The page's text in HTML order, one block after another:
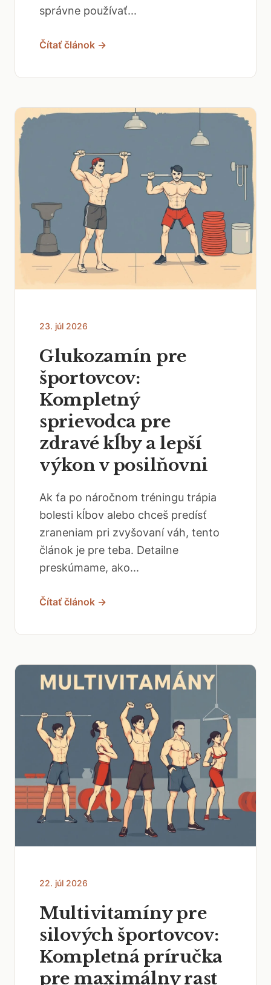
správne používať...
Čítať článok →
23. júl 2026
Glukozamín pre
športovcov:
Kompletný
sprievodca pre
zdravé kĺby a lepší
výkon v posilňovni
Ak ťa po náročnom tréningu trápia
bolesti kĺbov alebo chceš predísť
zraneniam pri zvyšovaní váh, tento
článok je pre teba. Detailne
preskúmame, ako...
Čítať článok →
22. júl 2026
Multivitamíny pre
silových športovcov:
Kompletná príručka
pre maximálny rast